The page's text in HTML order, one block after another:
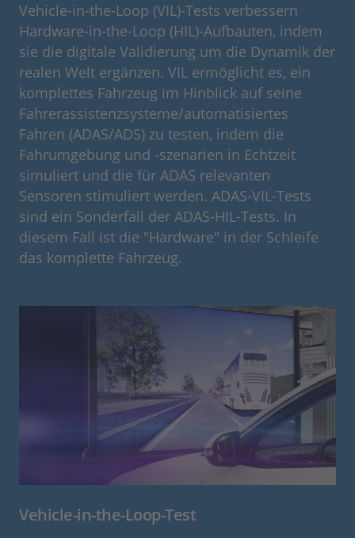
Vehicle-in-the-Loop (VIL)-Tests verbessern
Hardware-in-the-Loop (HIL)-Aufbauten, indem
sie die digitale Validierung um die Dynamik der
realen Welt ergänzen. VIL ermöglicht es, ein
komplettes Fahrzeug im Hinblick auf seine
Fahrerassistenzsysteme/automatisiertes
Fahren (ADAS/ADS) zu testen, indem die
Fahrumgebung und -szenarien in Echtzeit
simuliert und die für ADAS relevanten
Sensoren stimuliert werden. ADAS-VIL-Tests
sind ein Sonderfall der ADAS-HIL-Tests. In
diesem Fall ist die "Hardware" in der Schleife
das komplette Fahrzeug.
Vehicle-in-the-Loop-Test